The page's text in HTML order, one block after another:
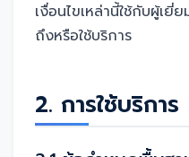
เงื่อนไขเหล่านี้ใช้กับผู้เยี่
ถึงหรือใช้บริการ
2. การใช้บริการ